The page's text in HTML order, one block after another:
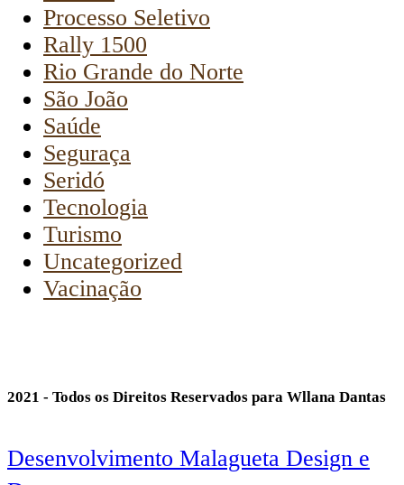
Processo Seletivo
Rally 1500
Rio Grande do Norte
São João
Saúde
Seguraça
Seridó
Tecnologia
Turismo
Uncategorized
Vacinação
2021 - Todos os Direitos Reservados para Wllana Dantas
Desenvolvimento Malagueta Design e